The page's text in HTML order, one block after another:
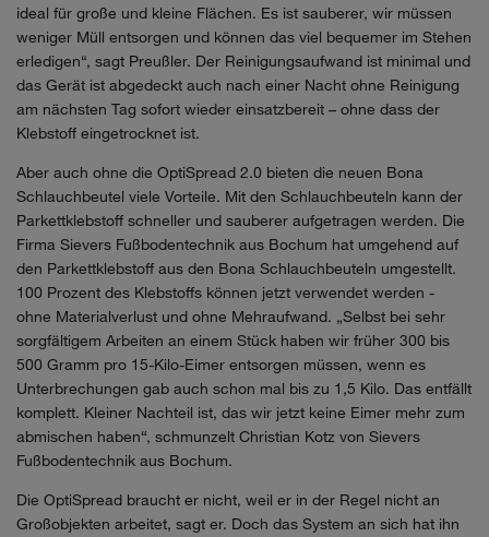
ideal für große und kleine Flächen. Es ist sauberer, wir müssen
weniger Müll entsorgen und können das viel bequemer im Stehen
erledigen“, sagt Preußler. Der Reinigungsaufwand ist minimal und
das Gerät ist abgedeckt auch nach einer Nacht ohne Reinigung
am nächsten Tag sofort wieder einsatzbereit – ohne dass der
Klebstoff eingetrocknet ist.
Aber auch ohne die OptiSpread 2.0 bieten die neuen Bona
Schlauchbeutel viele Vorteile. Mit den Schlauchbeuteln kann der
Parkettklebstoff schneller und sauberer aufgetragen werden. Die
Firma Sievers Fußbodentechnik aus Bochum hat umgehend auf
den Parkettklebstoff aus den Bona Schlauchbeuteln umgestellt.
100 Prozent des Klebstoffs können jetzt verwendet werden -
ohne Materialverlust und ohne Mehraufwand. „Selbst bei sehr
sorgfältigem Arbeiten an einem Stück haben wir früher 300 bis
500 Gramm pro 15-Kilo-Eimer entsorgen müssen, wenn es
Unterbrechungen gab auch schon mal bis zu 1,5 Kilo. Das entfällt
komplett. Kleiner Nachteil ist, das wir jetzt keine Eimer mehr zum
abmischen haben“, schmunzelt Christian Kotz von Sievers
Fußbodentechnik aus Bochum.
Die OptiSpread braucht er nicht, weil er in der Regel nicht an
Großobjekten arbeitet, sagt er. Doch das System an sich hat ihn